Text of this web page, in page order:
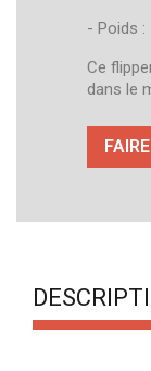
- Poids :
Ce
dans le